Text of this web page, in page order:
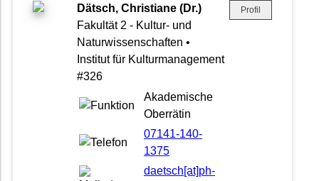
Dätsch, Christiane (Dr.)
Fakultät 2 - Kultur- und
Naturwissenschaften •
Institut für Kulturmanagement
#326
Akademische
Oberrätin
07141-140-
1375
daetsch[at]ph-
Profil